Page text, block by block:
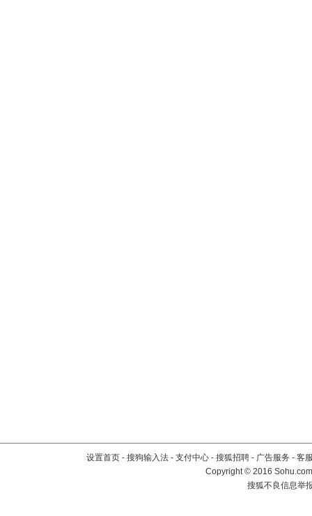
设置首页 - 搜狗输入法 - 支付中心 - 搜狐招聘 - 广告服务 - 客
Copyright©2016
搜狐不良信息举